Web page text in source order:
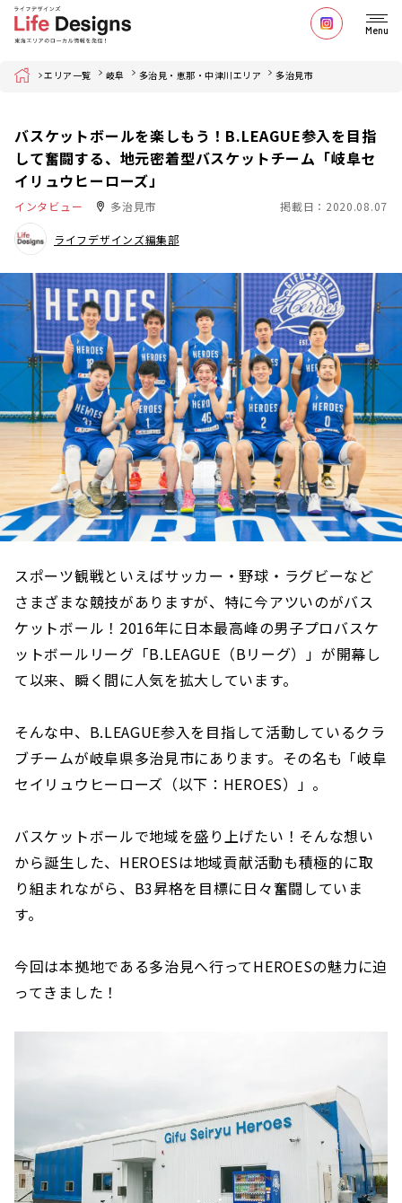
Menu
Home エリア一覧 岐阜 多治見・恵那・中津川エリア 多治見市
バスケットボールを楽しもう！B.LEAGUE参入を目指
して奮闘する、地元密着型バスケットチーム「岐阜セ
イリュウヒーローズ」
インタビュー 多治見市 掲載日：2020.08.07
ライフデザインズ編集部
スポーツ観戦といえばサッカー・野球・ラグビーなど
さまざまな競技がありますが、特に今アツいのがバス
ケットボール！2016年に日本最高峰の男子プロバスケ
ットボールリーグ「B.LEAGUE（Bリーグ）」が開幕し
て以来、瞬く間に人気を拡大しています。
そんな中、B.LEAGUE参入を目指して活動しているクラ
ブチームが岐阜県多治見市にあります。その名も「岐阜
セイリュウヒーローズ（以下：HEROES）」。
バスケットボールで地域を盛り上げたい！そんな想い
から誕生した、HEROESは地域貢献活動も積極的に取
り組まれながら、B3昇格を目標に日々奮闘していま
す。
今回は本拠地である多治見へ行ってHEROESの魅力に迫
ってきました！